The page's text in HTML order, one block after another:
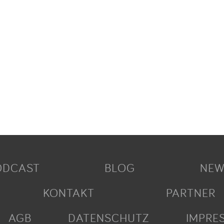
BLOG
KONTAKT
PARTNER
AGB
DATENSCHUTZ